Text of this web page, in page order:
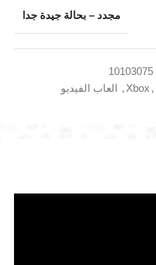
مجدد – بحالة جيدة جدا
10103075
Xbox ,
, العاب الفيديو